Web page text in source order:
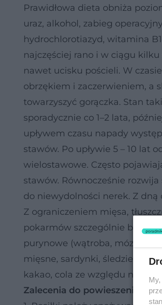
Prawidłowa dieta obniża
uraz, alkohol, zabieg
hydrochlorotiazyd, witamina
najczęściej rano i w ciągu
nawet ucisku pościeli. W
obrzękiem i zaczerwieniem, a
towarzyszyć gorączka. Stan
sporadycznie co 1–2 lata,
upływem czasu napady
stawów. Po upływie 5 – 10 lat
wielostawowe. Często
stawów. Równocześnie
do niewydolności nerek. Z dną
Z ograniczeniem mięsa,
pokarmów szczególnie
purynowe (wątroba, mózg,
mięsne, sardynki, śledzie,
kakao, cola ze względu na
Zalecenia do powieszenia na